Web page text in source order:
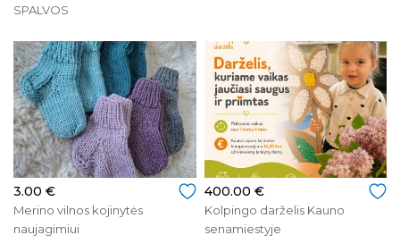
SPALVOS
3.00 €
Merino vilnos kojinytės
naujagimiui
400.00 €
Kolpingo darželis Kauno
senamiestyje